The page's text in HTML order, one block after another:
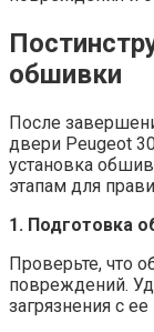
обшивки
После
двери Peugeot
установка
этапам для
1. Подготовка
Проверьте, что
повреждений.
загрязнения с